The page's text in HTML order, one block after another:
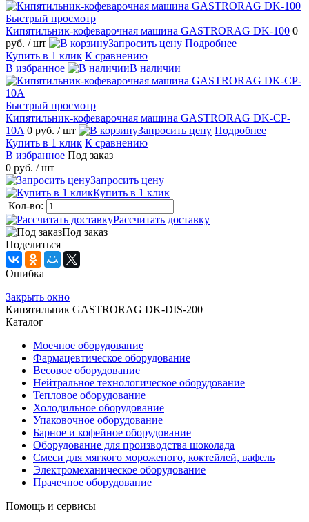
Быстрый просмотр
Кипятильник-кофеварочная машина GASTRORAG DK-100 0
руб. / шт Запросить цену Подробнее
Купить в 1 клик К сравнению
В избранное
В наличии
Быстрый просмотр
Кипятильник-кофеварочная машина GASTRORAG DK-CP-
10A 0 руб. / шт Запросить цену Подробнее
Купить в 1 клик К сравнению
В избранное Под заказ
0 руб. / шт
Запросить цену
Купить в 1 клик
Кол-во:
Рассчитать доставку
Под заказ
Поделиться
Ошибка
Закрыть окно
Кипятильник GASTRORAG DK-DIS-200
Каталог
Моечное оборудование
Фармацевтическое оборудование
Весовое оборудование
Нейтральное технологическое оборудование
Тепловое оборудование
Холодильное оборудование
Упаковочное оборудование
Барное и кофейное оборудование
Оборудование для производства шоколада
Смеси для мягкого мороженого, коктейлей, вафель
Электромеханическое оборудование
Прачечное оборудование
Помощь и сервисы